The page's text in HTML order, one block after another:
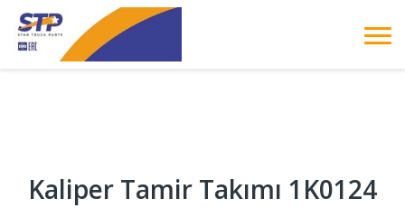
Kaliper Tamir Takımı 1K0124